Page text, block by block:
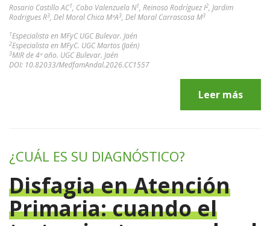
Rosario Castillo AC1, Cobo Valenzuela N1, Reinoso Rodríguez I2, Jardim
Rodrigues R3, Del Moral Chica MªA3, Del Moral Carrascosa M3
1Especialista en MFyC UGC Bulevar. Jaén
2Especialista en MFyC. UGC Martos (Jaén)
3MIR de 4º año. UGC Bulevar. Jaén
DOI: 10.82033/MedfamAndal.2026.CC1557
Leer más
¿CUÁL ES SU DIAGNÓSTICO?
Disfagia en Atención
Primaria: cuando el